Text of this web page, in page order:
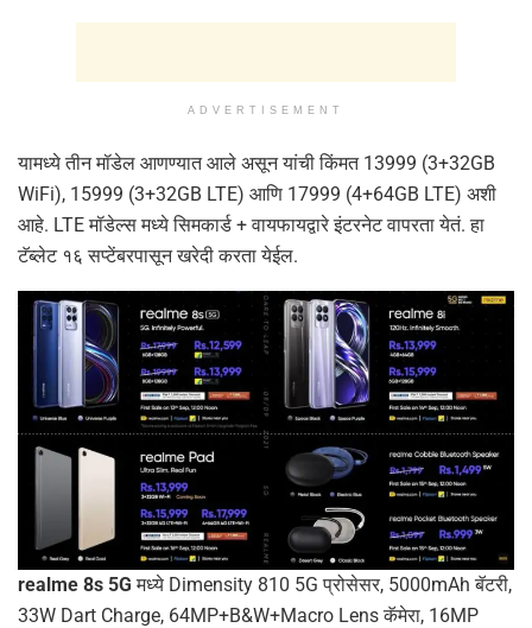
ADVERTISEMENT
यामध्ये तीन मॉडेल आणण्यात आले असून यांची किंमत 13999 (3+32GB
WiFi), 15999 (3+32GB LTE) आणि 17999 (4+64GB LTE) अशी
आहे. LTE मॉडेल्स मध्ये सिमकार्ड + वायफायद्वारे इंटरनेट वापरता येतं. हा
टॅब्लेट १६ सप्टेंबरपासून खरेदी करता येईल.
realme 8s 5G मध्ये Dimensity 810 5G प्रोसेसर, 5000mAh बॅटरी,
33W Dart Charge, 64MP+B&W+Macro Lens कॅमेरा, 16MP